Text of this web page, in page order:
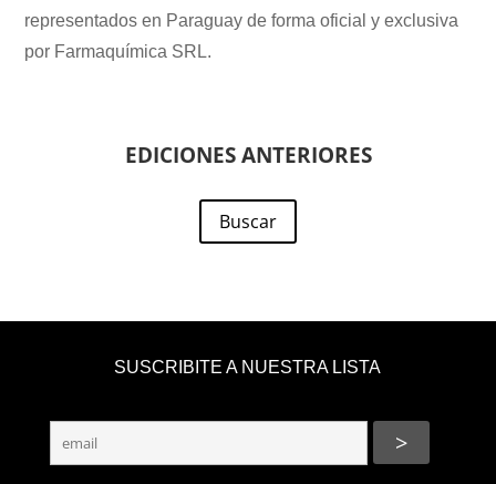
representados en Paraguay de forma oficial y exclusiva
por Farmaquímica SRL.
EDICIONES ANTERIORES
Buscar
SUSCRIBITE A NUESTRA LISTA